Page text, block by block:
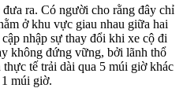
ra. Có người cho rằng đây chỉ
ở khu vực giau nhau giữa hai
nhập sự thay đổi khi xe cộ đi
không đứng vững, bởi lãnh thổ
tế trải dài qua 5 múi giờ khác
múi giờ.